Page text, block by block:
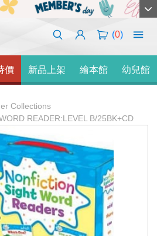
(0)
價 新品上架 繪本館 幼兒館
Collections
READER:LEVEL B/25BK+CD